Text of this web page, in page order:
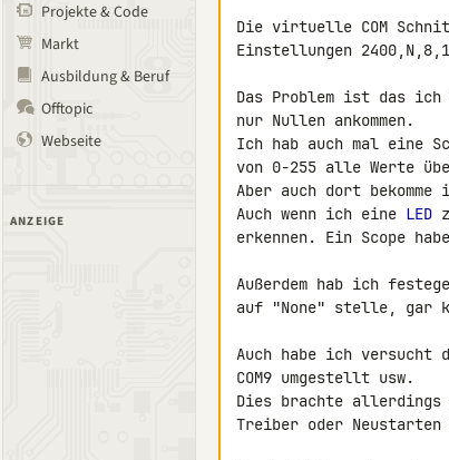
Projekte & Code
Markt
Ausbildung & Beruf
Offtopic
Webseite
ANZEIGE
Die virtuelle COM
Einstellungen 2400,N,8,1
Das Problem ist das ich
nur Nullen ankommen.
Ich hab auch mal eine
von 0-255 alle Werte
Aber auch dort
Auch wenn ich eine LED
erkennen. Ein Scope
Außerdem hab ich
auf "None" stelle, gar
Auch habe ich versucht
COM9 umgestellt usw.
Dies brachte allerdings
Treiber oder Neustarten